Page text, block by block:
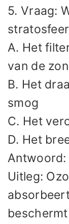
5. Vraag:
A. Het
van de zon
B. Het
smog
C. Het
D. Het
Antwoord:
Uitleg: